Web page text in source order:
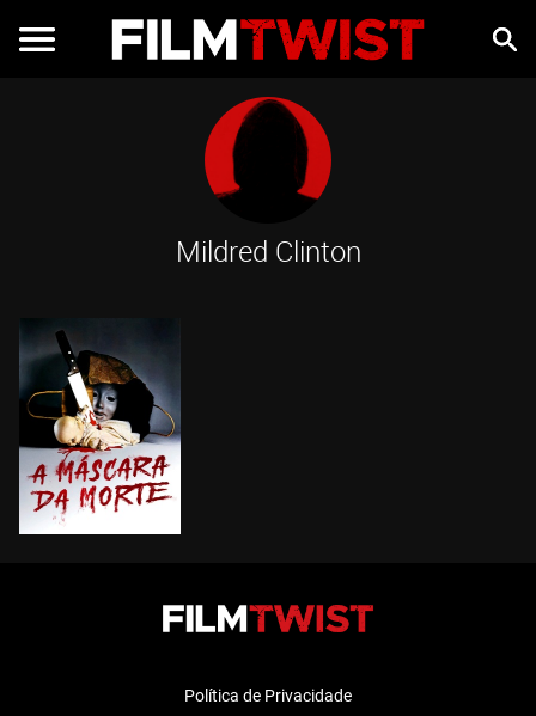
Mildred Clinton
Política de Privacidade